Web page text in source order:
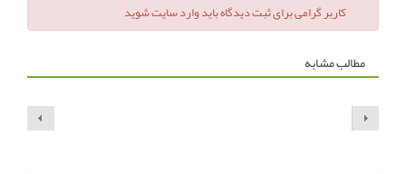
کاربر گرامی برای ثبت دیدگاه باید وارد سایت شوید
مطالب مشابه